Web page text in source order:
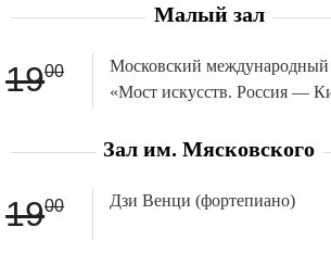
Малый зал
1900
Московский международный
«Мост искусств. Россия —
Зал им. Мясковского
1900 Дзи Венци (фортепиано)